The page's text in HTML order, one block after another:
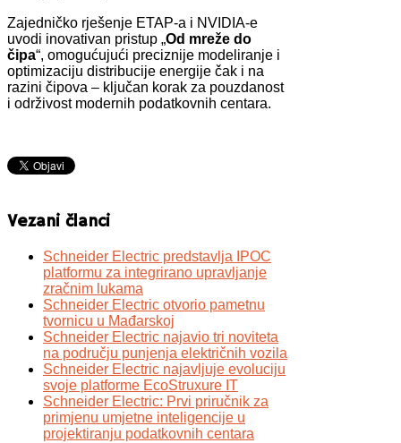
Zajedničko rješenje ETAP-a i NVIDIA-e
uvodi inovativan pristup „Od mreže do
čipa“, omogućujući preciznije modeliranje i
optimizaciju distribucije energije čak i na
razini čipova – ključan korak za pouzdanost
i održivost modernih podatkovnih centara.
Vezani članci
Schneider Electric predstavlja IPOC
platformu za integrirano upravljanje
zračnim lukama
Schneider Electric otvorio pametnu
tvornicu u Mađarskoj
Schneider Electric najavio tri noviteta
na području punjenja električnih vozila
Schneider Electric najavljuje evoluciju
svoje platforme EcoStruxure IT
Schneider Electric: Prvi priručnik za
primjenu umjetne inteligencije u
projektiranju podatkovnih centara